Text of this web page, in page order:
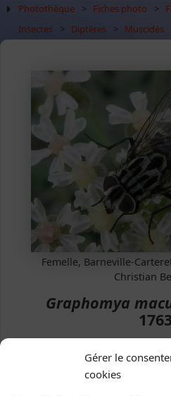
Gérer le
cookies
Photothèque > Fiches photo >
Insectes
> Diptères > Muscidés
Femelle, Barneville-
Christian
Graphomya
Insecta | Diptera